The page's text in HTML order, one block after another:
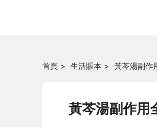
首頁 > 生活賬本 > 黃芩湯副作
黃芩湯副作用